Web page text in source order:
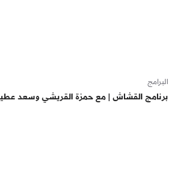
البرامج
برنامج القشاش | مع حمزة القريشي وسعد